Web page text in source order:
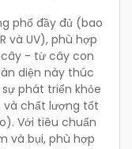
phổ đầy đủ (bao
và UV), phù hợp
- từ cây con
diện này thúc
phát triển khỏe
và chất lượng tốt
Với tiêu chuẩn
và bụi, phù hợp